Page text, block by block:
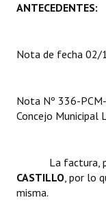
Constitución
Digesto
Organigrama
DOCUMENTOS
Informes de
ANTECEDENTES:
Nota de fecha 02/
Nota Nº 336-
Concejo Municipal
La factura,
CASTILLO, por lo
misma.